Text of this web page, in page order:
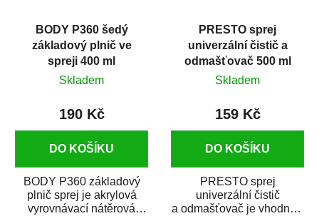
BODY P360 šedý
základový plnič ve
spreji 400 ml
Skladem
190 Kč
DO KOŠÍKU
BODY P360 základový
plnič sprej je akrylová
vyrovnávací nátěrová
PRESTO sprej
univerzální čistič a
odmašťovač 500 ml
Skladem
159 Kč
DO KOŠÍKU
PRESTO sprej
univerzální čistič
a odmašťovač je vhodný k